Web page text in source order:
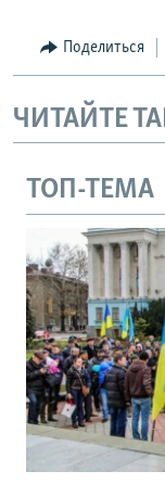
Поделиться
ЧИТАЙТЕ
ТОП-ТЕМА